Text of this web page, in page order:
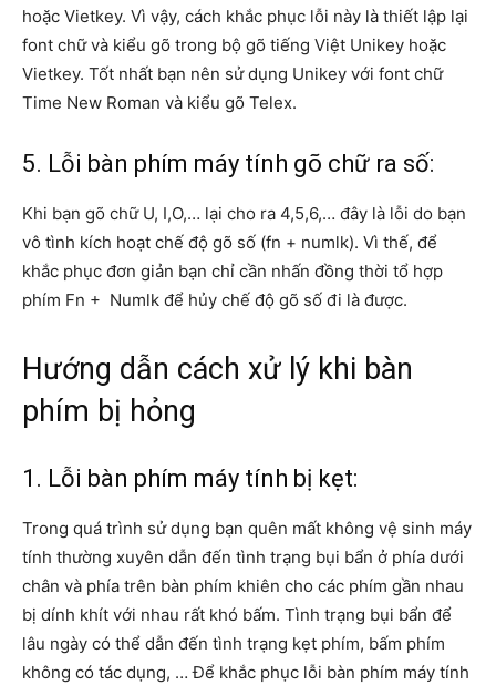
hoặc Vietkey. Vì vậy, cách khắc phục lỗi này là thiết lập lại
font chữ và kiểu gõ trong bộ gõ tiếng Việt Unikey hoặc
Vietkey. Tốt nhất bạn nên sử dụng Unikey với font chữ
Time New Roman và kiểu gõ Telex.
5. Lỗi bàn phím máy tính gõ chữ ra số:
Khi bạn gõ chữ U, I,O,… lại cho ra 4,5,6,… đây là lỗi do bạn
vô tình kích hoạt chế độ gõ số (fn + numlk). Vì thế, để
khắc phục đơn giản bạn chỉ cần nhấn đồng thời tổ hợp
phím Fn + Numlk để hủy chế độ gõ số đi là được.
Hướng dẫn cách xử lý khi bàn
phím bị hỏng
1. Lỗi bàn phím máy tính bị kẹt:
Trong quá trình sử dụng bạn quên mất không vệ sinh máy
tính thường xuyên dẫn đến tình trạng bụi bẩn ở phía dưới
chân và phía trên bàn phím khiên cho các phím gần nhau
bị dính khít với nhau rất khó bấm. Tình trạng bụi bẩn để
lâu ngày có thể dẫn đến tình trạng kẹt phím, bấm phím
không có tác dụng, … Để khắc phục lỗi bàn phím máy tính